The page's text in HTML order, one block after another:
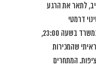
לתאר את הרגע
דרמטי
באסטרטגיית השיווק. “ישבתי במשרד בשעה 23:00,
שהמכירות
המתחרים